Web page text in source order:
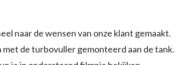
naar de wensen van onze klant gemaakt.
de turbovuller gemonteerd aan de tank.